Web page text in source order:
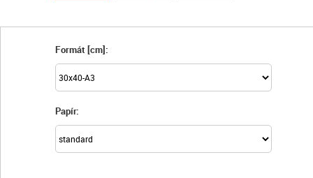
Formát [cm]:
Papír: